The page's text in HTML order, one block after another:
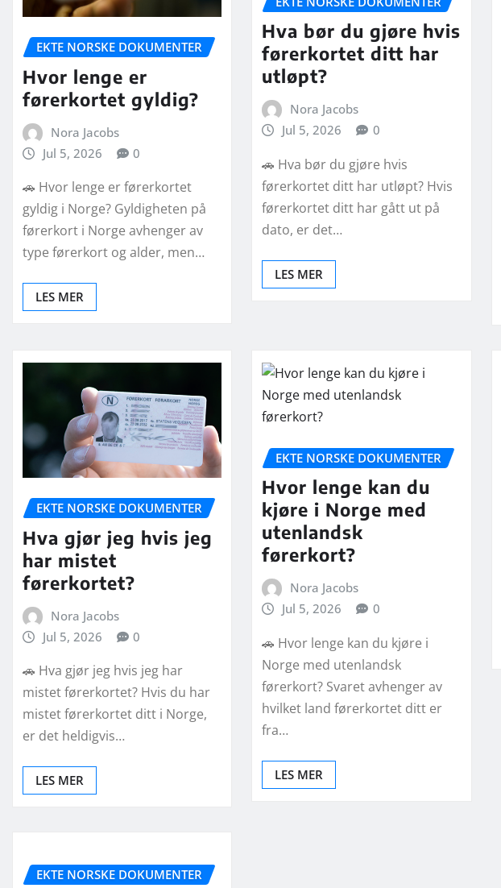
EKTE NORSKE DOKUMENTER
Hvor lenge er
førerkortet gyldig?
Nora Jacobs
Jul 5, 2026
0
🚗 Hvor lenge er førerkortet
gyldig i Norge? Gyldigheten på
førerkort i Norge avhenger av
type førerkort og alder, men…
LES MER
Hva bør du gjøre hvis
førerkortet ditt har
utløpt?
Nora Jacobs
Jul 5, 2026
0
🚗 Hva bør du gjøre hvis
førerkortet ditt har utløpt? Hvis
førerkortet ditt har gått ut på
dato, er det…
LES MER
EKTE NORSKE DOKUMENTER
Hva gjør jeg hvis jeg
har mistet
førerkortet?
Nora Jacobs
Jul 5, 2026
0
🚗 Hva gjør jeg hvis jeg har
mistet førerkortet? Hvis du har
mistet førerkortet ditt i Norge,
er det heldigvis…
LES MER
EKTE NORSKE DOKUMENTER
Hvor lenge kan du
kjøre i Norge med
utenlandsk
førerkort?
Nora Jacobs
Jul 5, 2026
0
🚗 Hvor lenge kan du kjøre i
Norge med utenlandsk
førerkort? Svaret avhenger av
hvilket land førerkortet ditt er
fra…
LES MER
EKTE NORSKE DOKUMENTER